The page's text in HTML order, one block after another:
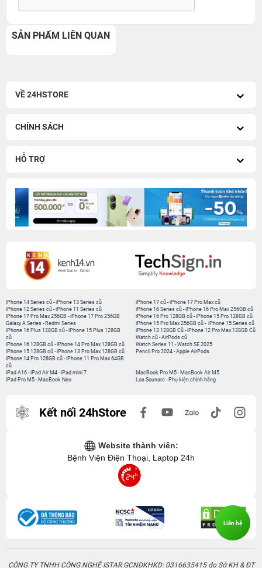
SẢN PHẨM LIÊN QUAN
VỀ 24HSTORE
CHÍNH SÁCH
HỖ TRỢ
iPhone 14 Series cũ -iPhone 13 Series cũ
iPhone 12 Series cũ -iPhone 11 Series cũ
iPhone 17 Pro Max 256GB -iPhone 17 Pro 256GB
Galaxy A Series - Redmi Series
iPhone 17 cũ-iPhone 17 Pro Max cũ
iPhone 16 Series cũ- iPhone 16 Pro Max 256GB cũ
iPhone 16 Pro 128GB cũ-iPhone 15 Pro 128GB cũ
iPhone 15 Pro Max 256GB cũ- iPhone 15 Series cũ
iPhone 16 Plus 128GB cũ -iPhone 15 Plus 128GB
cũ
iPhone 16 128GB cũ -iPhone 14 Pro Max 128GB cũ
iPhone 15 128GB cũ -iPhone 13 Pro Max 128GB cũ
iPhone 14 Pro 128GB cũ -iPhone 11 Pro Max 64GB
cũ
iPhone 13 128GB Cũ-iPhone 12 Pro Max 128GB Cũ
Watch cũ-AirPods cũ
Watch Series 11 -Watch SE 2025
Pencil Pro 2024-Apple AirPods
iPad A16 -iPad Air M4 -iPad mini 7
iPad Pro M5 - MacBook Neo
MacBook Pro M5- MacBook Air M5
Loa Sounarc- Phụ kiện chính hãng
Kết nối 24hStore
Website thành viên:
Bệnh Viện Điện Thoại, Laptop 24h
CÔNG TY TNHH CÔNG NGHỆ ISTAR GCNDKHKD: 0316635415 do Sở KH & ĐT
Liên hệ